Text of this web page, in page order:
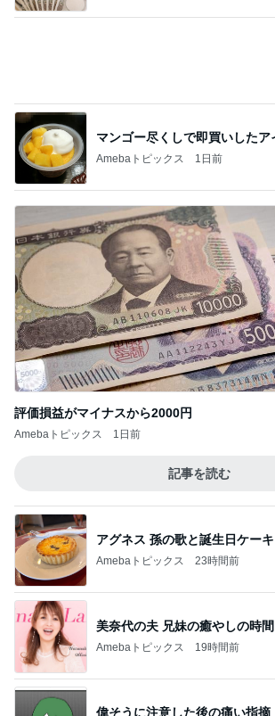
評価損益がマイナスから2000円
Amebaトピックス 1日前
記事を読む
アグネス 孫の歌と誕生日ケーキ
Amebaトピックス 23時間前
Amebaトピックス 19時間前
偉そうに注意した後の痛い指摘
Amebaトピックス 15時間前
マックの後で買った流行りの物